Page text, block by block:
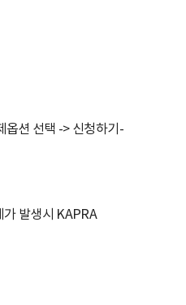
션 선택 -> 신청하기-
가 발생시 KAPRA